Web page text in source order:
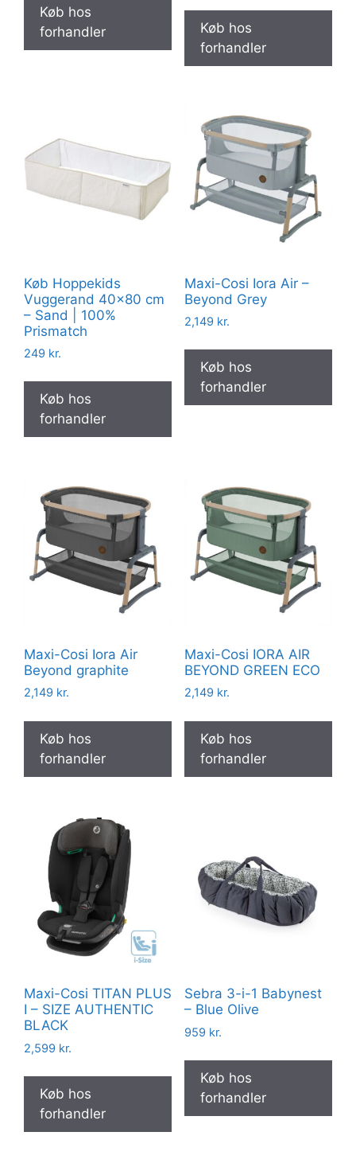
Køb hos
forhandler
Køb hos
forhandler
Køb Hoppekids
Vuggerand 40×80 cm
– Sand | 100%
Prismatch
249 kr.
Køb hos
forhandler
Maxi-Cosi Iora Air –
Beyond Grey
2,149 kr.
Køb hos
forhandler
Maxi-Cosi Iora Air
Beyond graphite
2,149 kr.
Køb hos
forhandler
Maxi-Cosi IORA AIR
BEYOND GREEN ECO
2,149 kr.
Køb hos
forhandler
Maxi-Cosi TITAN PLUS
I – SIZE AUTHENTIC
BLACK
2,599 kr.
Køb hos
forhandler
Sebra 3-i-1 Babynest
– Blue Olive
959 kr.
Køb hos
forhandler